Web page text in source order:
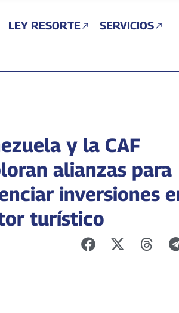
LEY RESORTE SERVICIOS
y la CAF
alianzas para
inversiones
turístico